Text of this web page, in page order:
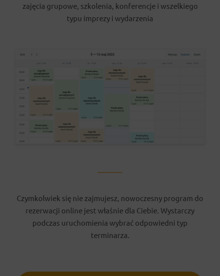
zajęcia grupowe, szkolenia, konferencje i wszelkiego
typu imprezy i wydarzenia
Czymkolwiek się nie zajmujesz, nowoczesny program do
rezerwacji online jest właśnie dla Ciebie. Wystarczy
podczas uruchomienia wybrać odpowiedni typ
terminarza.